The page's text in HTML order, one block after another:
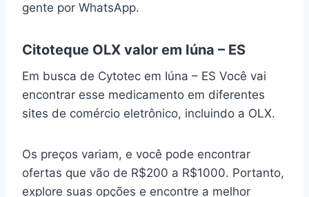
gente por WhatsApp.
Citoteque OLX valor em Iúna – ES
Em busca de Cytotec em Iúna – ES Você vai
encontrar esse medicamento em diferentes
sites de comércio eletrônico, incluindo a OLX.
Os preços variam, e você pode encontrar
ofertas que vão de R$200 a R$1000. Portanto,
explore suas opções e encontre a melhor